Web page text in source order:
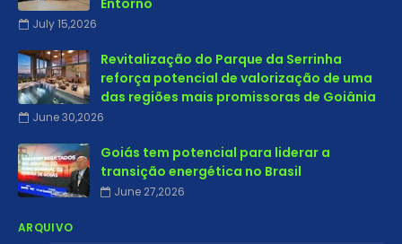
Entorno
July 15,2026
Revitalização do Parque da Serrinha
reforça potencial de valorização de uma
das regiões mais promissoras de Goiânia
June 30,2026
Goiás tem potencial para liderar a
transição energética no Brasil
June 27,2026
ARQUIVO